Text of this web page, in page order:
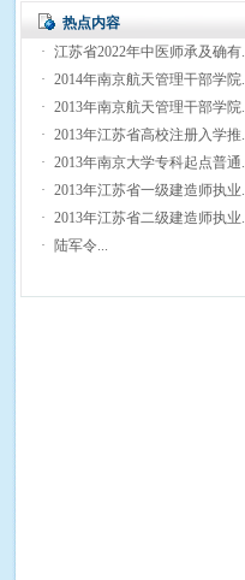
热点内容
· 江苏省2022年中医师承及确有
· 2014年南京航天管理干部学院
· 2013年南京航天管理干部学院
· 2013年江苏省高校注册入学推
· 2013年南京大学专科起点普通
· 2013年江苏省一级建造师执业
· 2013年江苏省二级建造师执业
·
陆军令...